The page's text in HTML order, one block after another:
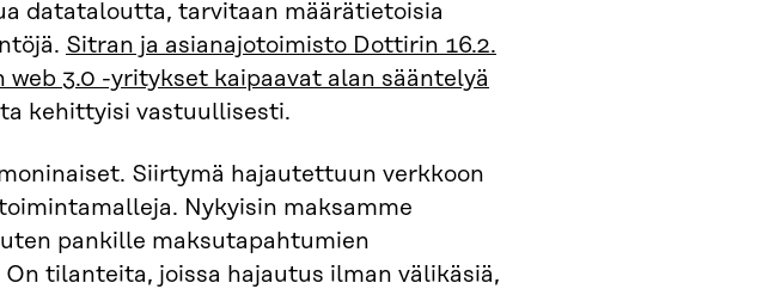
datataloutta, tarvitaan määrätietoisia
Sitran ja asianajotoimisto Dottirin 16.2.
3.0 -yritykset kaipaavat alan sääntelyä
kehittyisi vastuullisesti.
Siirtymä hajautettuun verkkoon
Nykyisin maksamme
pankille maksutapahtumien
tilanteita, joissa hajautus ilman välikäsiä,